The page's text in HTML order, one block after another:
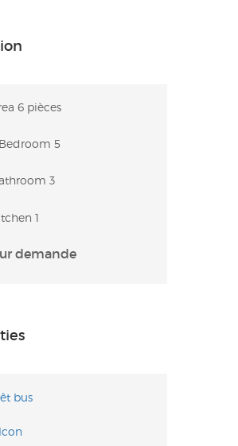
6 pièces
Bedroom 5
3
1
demande
bus